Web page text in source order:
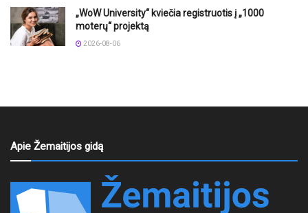
„WoW University“ kviečia registruotis į „1000
moterų“ projektą
2026-08-06
Apie Žemaitijos gidą